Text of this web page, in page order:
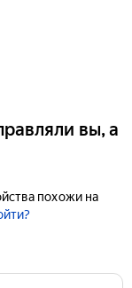
вы, а
похожи на